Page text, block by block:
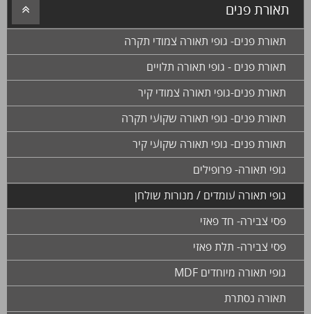
תאורת פנים
תאורת פנים- גופי תאורה צמודי תקרה
תאורת פנים - גופי תאורה תלויים
תאורת פנים-גופי תאורה צמודי קיר
תאורת פנים- גופי תאורה שקועי תקרה
תאורת פנים- גופי תאורה שקועי קיר
גופי תאורה- פרופילים
גופי תאורה עומדים / מנורות שולחן
פסי צבירה- חד פאזי
פסי צבירה- תלת פאזי
גופי תאורה מיוחדים MDF
תאורה נסתרת